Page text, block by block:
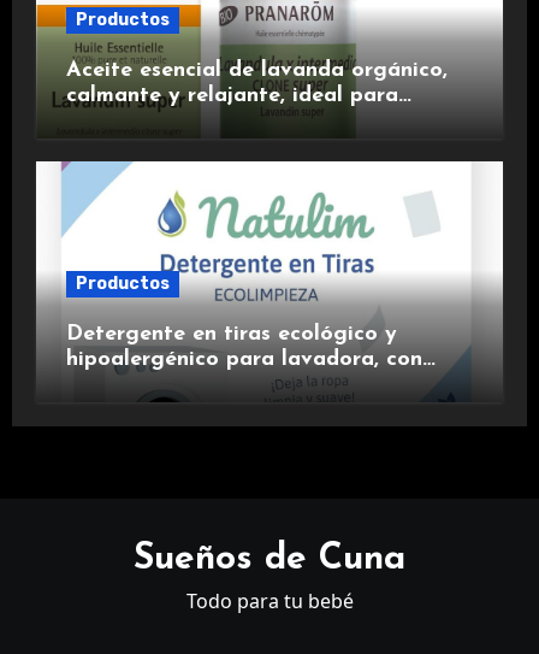
Productos
Aceite esencial de lavanda orgánico,
calmante y relajante, ideal para
Productos
Detergente en tiras ecológico y
hipoalergénico para lavadora, con
suavizante incluido y fragancia de
lavanda.
Sueños de Cuna
Todo para tu bebé